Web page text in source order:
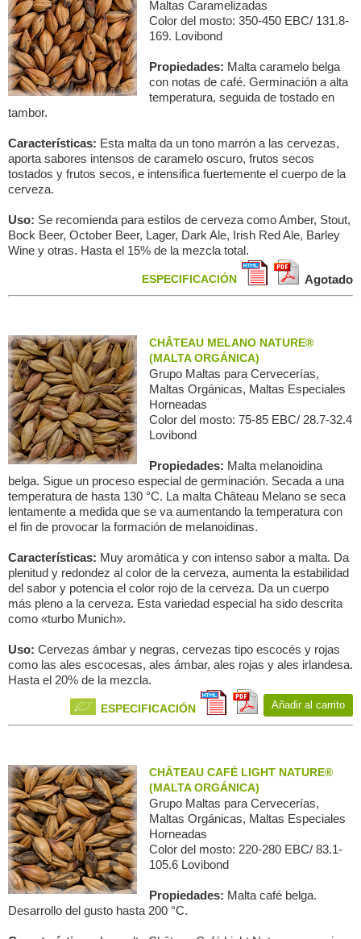
Maltas Caramelizadas
Color del mosto: 350-450 EBC/ 131.8-
169. Lovibond
Propiedades: Malta caramelo belga
con notas de café. Germinación a alta
temperatura, seguida de tostado en
tambor.
Características: Esta malta da un tono marrón a las cervezas,
aporta sabores intensos de caramelo oscuro, frutos secos
tostados y frutos secos, e intensifica fuertemente el cuerpo de la
cerveza.
Uso: Se recomienda para estilos de cerveza como Amber, Stout,
Bock Beer, October Beer, Lager, Dark Ale, Irish Red Ale, Barley
Wine y otras. Hasta el 15% de la mezcla total.
ESPECIFICACIÓN Agotado
CHÂTEAU MELANO NATURE®
(MALTA ORGÁNICA)
Grupo Maltas para Сervecerías,
Maltas Orgánicas, Maltas Especiales
Horneadas
Color del mosto: 75-85 EBC/ 28.7-32.4
Lovibond
Propiedades: Malta melanoidina
belga. Sigue un proceso especial de germinación. Secada a una
temperatura de hasta 130 °C. La malta Château Melano se seca
lentamente a medida que se va aumentando la temperatura con
el fin de provocar la formación de melanoidinas.
Características: Muy aromática y con intenso sabor a malta. Da
plenitud y redondez al color de la cerveza, aumenta la estabilidad
del sabor y potencia el color rojo de la cerveza. Da un cuerpo
más pleno a la cerveza. Esta variedad especial ha sido descrita
como «turbo Munich».
Uso: Cervezas ámbar y negras, cervezas tipo escocés y rojas
como las ales escocesas, ales ámbar, ales rojas y ales irlandesa.
Hasta el 20% de la mezcla.
ESPECIFICACIÓN Añadir al carrito
CHÂTEAU CAFÉ LIGHT NATURE®
(MALTA ORGÁNICA)
Grupo Maltas para Сervecerías,
Maltas Orgánicas, Maltas Especiales
Horneadas
Color del mosto: 220-280 EBC/ 83.1-
105.6 Lovibond
Propiedades: Malta café belga.
Desarrollo del gusto hasta 200 °C.